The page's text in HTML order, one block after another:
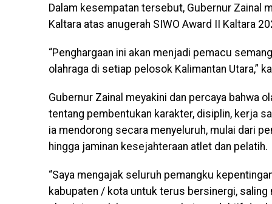
Dalam kesempatan tersebut, Gubernur Zainal
Kaltara atas anugerah SIWO Award II Kaltara
“Penghargaan ini akan menjadi pemacu
olahraga di setiap pelosok Kalimantan Utara,”
Gubernur Zainal meyakini dan percaya bahwa
tentang pembentukan karakter, disiplin, kerja
ia mendorong secara menyeluruh, mulai dari
hingga jaminan kesejahteraan atlet dan pelatih.
“Saya mengajak seluruh pemangku
kabupaten / kota untuk terus bersinergi,